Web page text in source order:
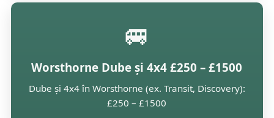
🚐
Worsthorne Dube și 4x4 £250 – £1500
Dube și 4x4 în Worsthorne (ex. Transit, Discovery):
£250 – £1500